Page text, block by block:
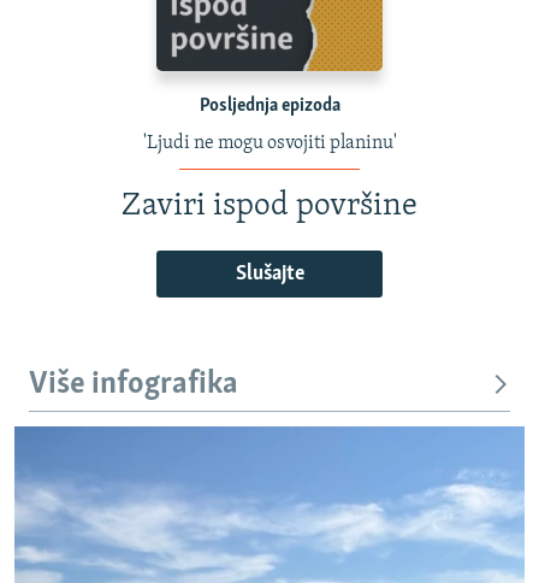
Posljednja epizoda
'Ljudi ne mogu osvojiti planinu'
Zaviri ispod površine
Slušajte
Više infografika